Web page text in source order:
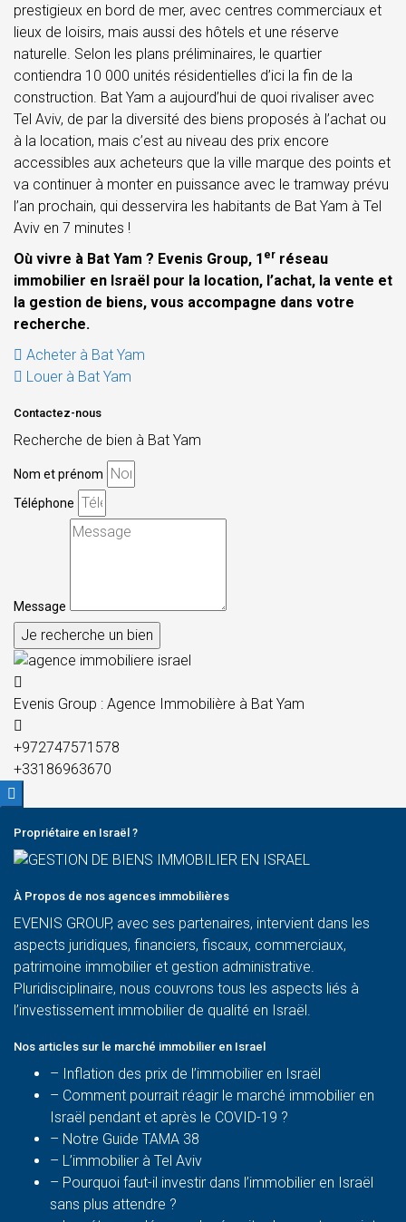
prestigieux en bord de mer, avec centres commerciaux et
lieux de loisirs, mais aussi des hôtels et une réserve
naturelle. Selon les plans préliminaires, le quartier
contiendra 10 000 unités résidentielles d’ici la fin de la
construction. Bat Yam a aujourd’hui de quoi rivaliser avec
Tel Aviv, de par la diversité des biens proposés à l’achat ou
à la location, mais c’est au niveau des prix encore
accessibles aux acheteurs que la ville marque des points et
va continuer à monter en puissance avec le tramway prévu
l’an prochain, qui desservira les habitants de Bat Yam à Tel
Aviv en 7 minutes !
Où vivre à Bat Yam ? Evenis Group, 1 er réseau
immobilier en Israël pour la location, l’achat, la vente et
la gestion de biens, vous accompagne dans votre
recherche.
Acheter à Bat Yam
Louer à Bat Yam
Contactez-nous
Recherche de bien à Bat Yam
Nom et prénom
Téléphone
Message
Je recherche un bien
Evenis Group : Agence Immobilière à Bat Yam
+972747571578
+33186963670
Propriétaire en Israël ?
À Propos de nos agences immobilières
EVENIS GROUP, avec ses partenaires, intervient dans les
aspects juridiques, financiers, fiscaux, commerciaux,
patrimoine immobilier et gestion administrative.
Pluridisciplinaire, nous couvrons tous les aspects liés à
l’investissement immobilier de qualité en Israël.
Nos articles sur le marché immobilier en Israel
– Inflation des prix de l’immobilier en Israël
– Comment pourrait réagir le marché immobilier en
Israël pendant et après le COVID-19 ?
– Notre Guide TAMA 38
– L’immobilier à Tel Aviv
– Pourquoi faut-il investir dans l’immobilier en Israël
sans plus attendre ?